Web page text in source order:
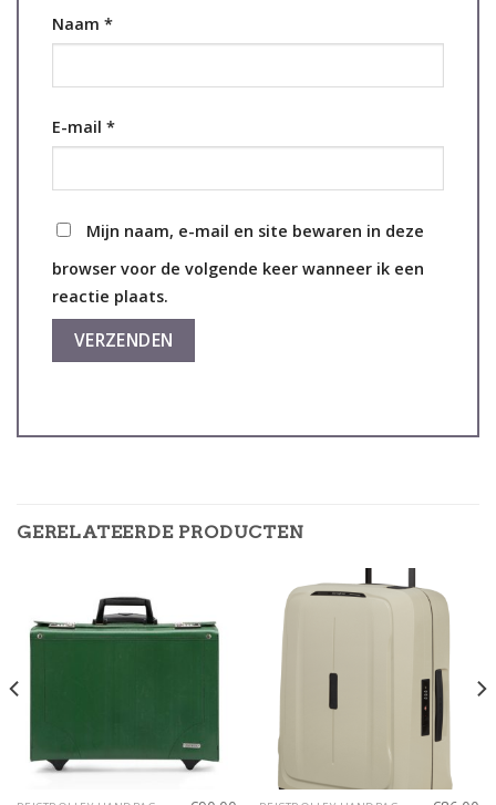
Naam *
E-mail *
Mijn naam, e-mail en site bewaren in deze
browser voor de volgende keer wanneer ik een
reactie plaats.
GERELATEERDE PRODUCTEN